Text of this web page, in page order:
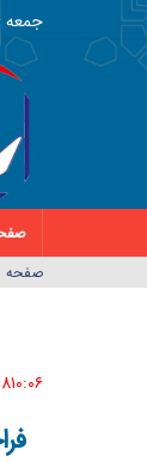
جمعه ١٦ مرداد ١٤٠٥
صفحه
1404/